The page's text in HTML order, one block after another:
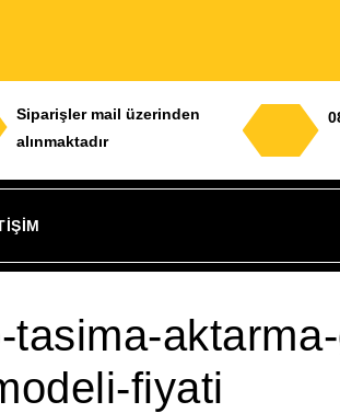
Siparişler mail üzerinden
alınmaktadır
fiyati